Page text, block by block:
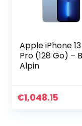
Apple iPhone 13
Pro (128 Go) –
Alpin
€1,048.15